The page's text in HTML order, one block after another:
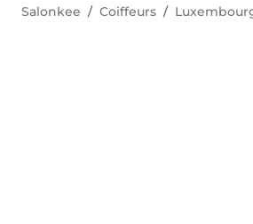
Salonkee Coiffeurs